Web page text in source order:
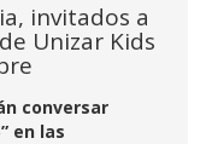
invitados a
Unizar Kids
conversar
en las